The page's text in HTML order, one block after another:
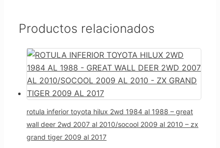
Productos relacionados
rotula inferior toyota hilux 2wd 1984 al 1988 – great
wall deer 2wd 2007 al 2010/socool 2009 al 2010 – zx
grand tiger 2009 al 2017